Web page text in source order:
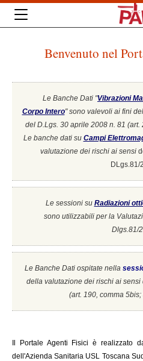
Benvenuto nel
Le Banche Dati "Vibrazioni
Corpo Intero"sono valevoli ai fini
del D.Lgs. 30 aprile 2008 n. 81 (art.
Le banche dati su Campi
valutazione dei rischi ai sensi
DLgs.81/
Le sessioni su Radiazioni
sono utilizzabili per la
Dlgs.81/
Le Banche Dati ospitate nella
della valutazione dei rischi ai
(art. 190, comma
Portale Agenti Fisici è realizzato
dell'Azienda Sanitaria USL Toscana